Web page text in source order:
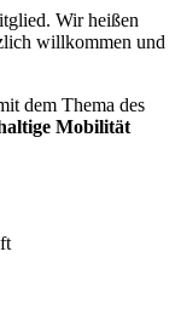
Wir heißen
willkommen und
dem Thema des
Mobilität